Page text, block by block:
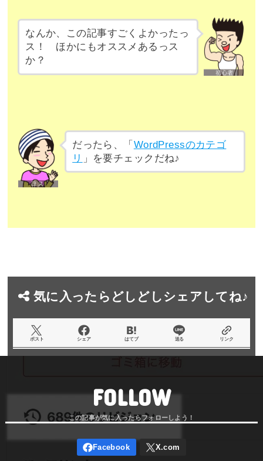
なんか、この記事すごくよかったっ
ス！ ほかにもオススメあるっス
か？
だったら、「 WordPressのカテゴ
リ 」を要チェックだね♪
気に入ったらどしどしシェアしてね♪
ポスト シェア はてブ 送る リンク
FOLLOW